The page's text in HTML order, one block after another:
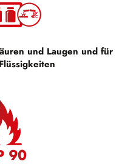
und Laugen und für